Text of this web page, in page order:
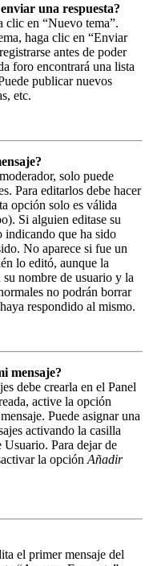
una respuesta?
clic en “Nuevo tema”.
haga clic en “Enviar
antes de poder
foro encontrará una lista
publicar nuevos
etc.
solo puede
Para editarlos debe hacer
opción solo es válida
Si alguien editase su
indicando que ha sido
No aparece si fue un
lo editó, aunque la
nombre de usuario y la
no podrán borrar
respondido al mismo.
mensaje?
debe crearla en el Panel
active la opción
Puede asignar una
activando la casilla
Usuario. Para dejar de
la opción Añadir
el primer mensaje del